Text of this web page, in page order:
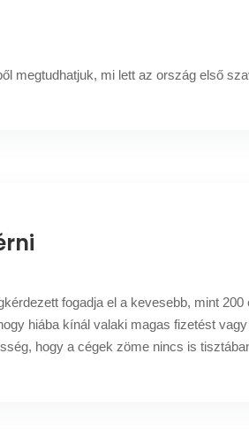
megtudhatjuk, mi lett az ország első
fogadja el a kevesebb, mint 200
hiába kínál valaki magas fizetést
hogy a cégek zöme nincs is